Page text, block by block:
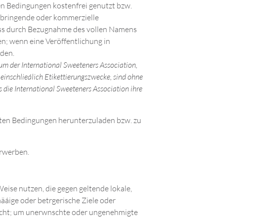
Bedingungen kostenfrei genutzt bzw.
oder kommerzielle
Bezugnahme des vollen Namens
wenn eine Veröffentlichung in
der International Sweeteners Association,
Etikettierungszwecke, sind ohne
International Sweeteners Association ihre
Bedingungen herunterzuladen bzw. zu
nutzen, die gegen geltende lokale,
oder betrgerische Ziele oder
um unerwnschte oder ungenehmigte